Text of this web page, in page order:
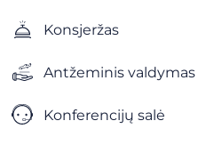
Konsjeržas
Antžeminis valdymas
Konferencijų salė